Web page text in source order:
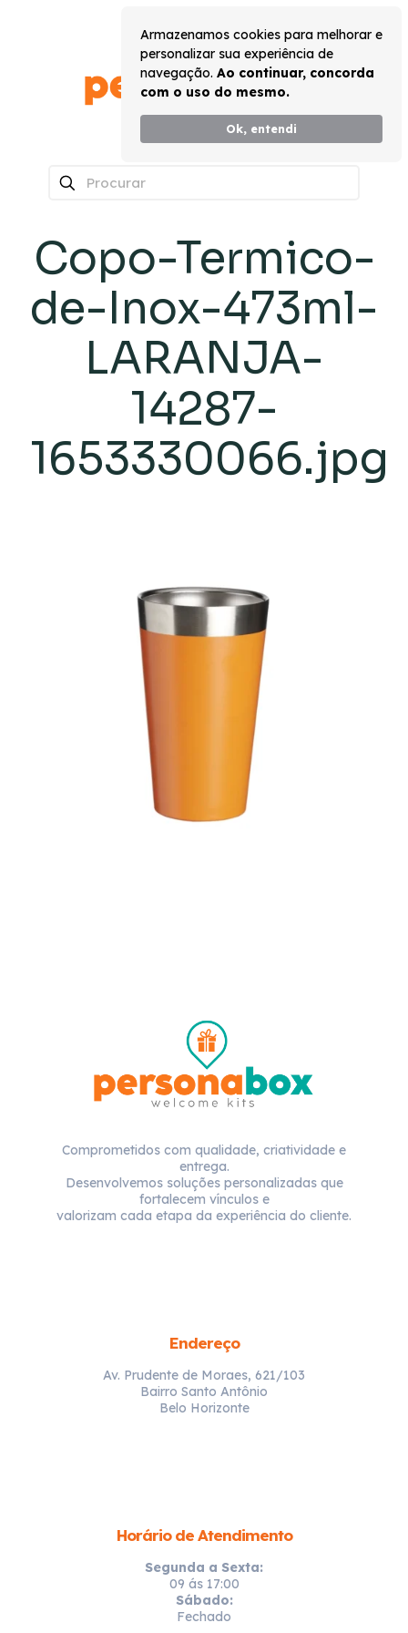
Armazenamos cookies para melhorar e
personalizar sua experiência de
navegação. Ao continuar, concorda
com o uso do mesmo.
Ok, entendi
Copo-Termico-
de-Inox-473ml-
LARANJA-
14287-
1653330066.jpg
Comprometidos com qualidade, criatividade e
entrega.
Desenvolvemos soluções personalizadas que
fortalecem vínculos e
valorizam cada etapa da experiência do cliente.
Endereço
Av. Prudente de Moraes, 621/103
Bairro Santo Antônio
Belo Horizonte
Horário de Atendimento
Segunda a Sexta:
09 ás 17:00
Sábado:
Fechado